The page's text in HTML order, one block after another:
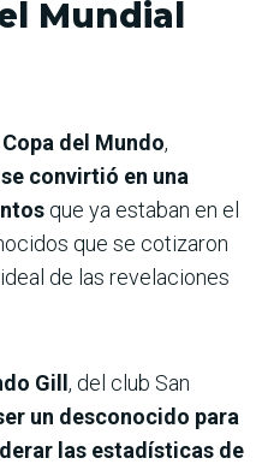
Mundial
Copa del Mundo,
se convirtió en una
que ya estaban en el
que se cotizaron
de las revelaciones
Gill , del club San
un desconocido para
las estadísticas de